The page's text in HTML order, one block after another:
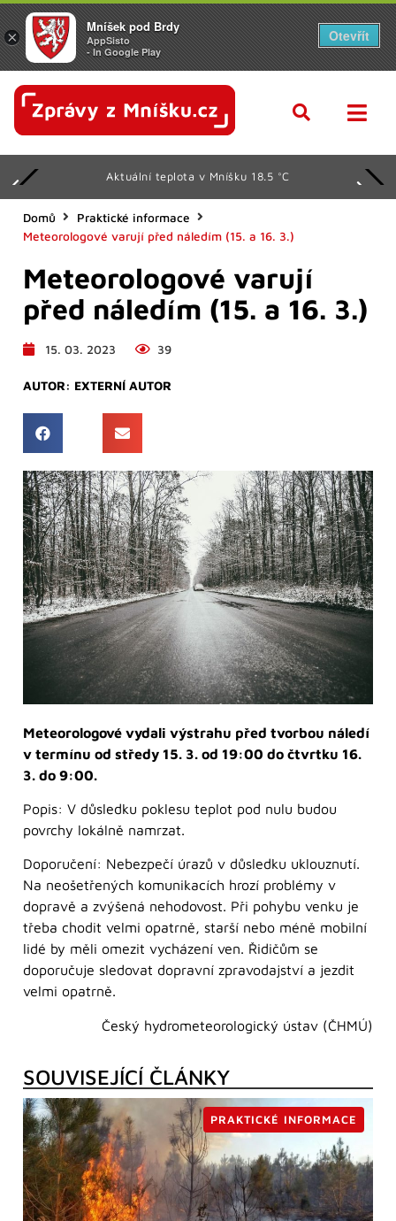
Aktuální teplota v Mníšku 18.5 °C
Domů
Praktické informace
Meteorologové varují před náledím (15. a 16. 3.)
Meteorologové varují
před náledím (15. a 16. 3.)
15. 03. 2023 39
AUTOR: EXTERNÍ AUTOR
Meteorologové vydali výstrahu před tvorbou náledí
v termínu od středy 15. 3. od 19:00 do čtvrtku 16.
3. do 9:00.
Popis: V důsledku poklesu teplot pod nulu budou
povrchy lokálně namrzat.
Doporučení: Nebezpečí úrazů v důsledku uklouznutí.
Na neošetřených komunikacích hrozí problémy v
dopravě a zvýšená nehodovost. Při pohybu venku je
třeba chodit velmi opatrně, starší nebo méně mobilní
lidé by měli omezit vycházení ven. Řidičům se
doporučuje sledovat dopravní zpravodajství a jezdit
velmi opatrně.
Český hydrometeorologický ústav (ČHMÚ)
SOUVISEJÍCÍ ČLÁNKY
PRAKTICKÉ INFORMACE
×
Mníšek pod Brdy
AppSisto
- In Google Play
Otevřít